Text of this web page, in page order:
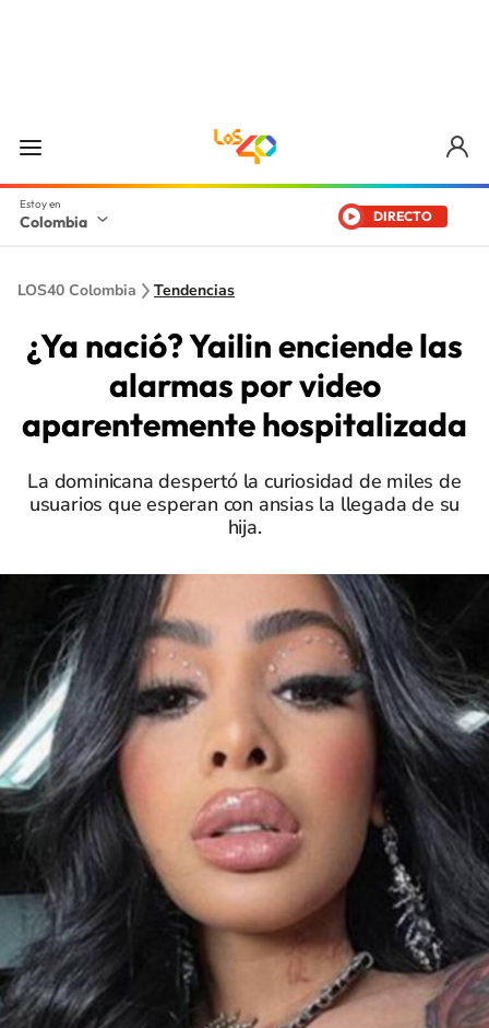
Colombia DIRECTO
LOS40 Colombia Tendencias
¿Ya nació? Yailin enciende las
alarmas por video
aparentemente hospitalizada
La dominicana despertó la curiosidad de miles de
usuarios que esperan con ansias la llegada de su
hija.